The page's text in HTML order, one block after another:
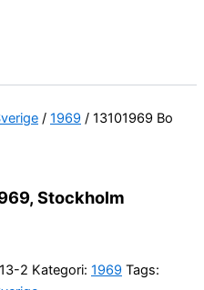
/ 1969 / 13101969 Bo
Stockholm
2 Kategori: 1969 Tags: